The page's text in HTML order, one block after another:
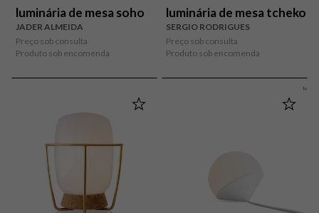
luminária de mesa soho
JADER ALMEIDA
Preço sob consulta
Produto sob encomenda
luminária de mesa tcheko
SERGIO RODRIGUES
Preço sob consulta
Produto sob encomenda